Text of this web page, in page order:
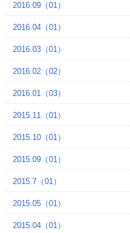
2016.09（01）
2016.04（01）
2016.03（01）
2016.02（02）
2016.01（03）
2015.11（01）
2015.10（01）
2015.09（01）
2015.7（01）
2015.05（01）
2015.04（01）